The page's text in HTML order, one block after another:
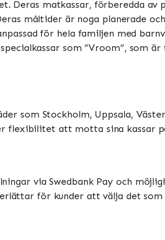
Deras matkassar, förberedda av
måltider är noga planerade
för hela familjen med
som ”Vroom”, som är
som Stockholm, Uppsala,
flexibilitet att motta sina kassar
via Swedbank Pay och
för kunder att välja det som